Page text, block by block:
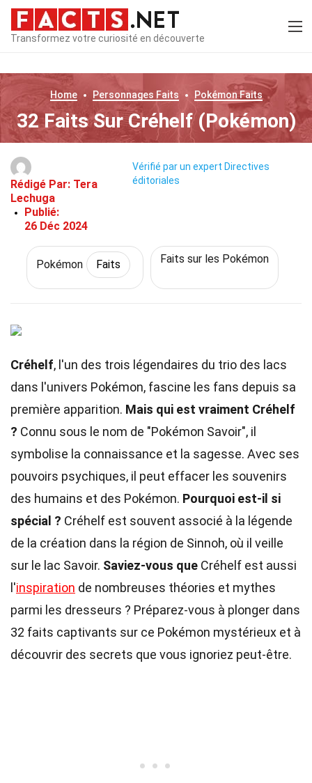
Transformez votre curiosité en découverte
Home Personnages Faits PokémonFaits
32 Faits Sur Créhelf (Pokémon)
Rédigé Par: Tera
Lechuga
Publié:
26 Déc 2024
Vérifié par un expert Directives
éditoriales
Pokémon Faits Faits sur les Pokémon
Créhelf, l'un des trois légendaires du trio des lacs
dans l'univers Pokémon, fascine les fans depuis sa
première apparition. Mais qui est vraiment Créhelf
? Connu sous le nom de "Pokémon Savoir", il
symbolise la connaissance et la sagesse. Avec ses
pouvoirs psychiques, il peut effacer les souvenirs
des humains et des Pokémon. Pourquoi est-il si
spécial ? Créhelf est souvent associé à la légende
de la création dans la région de Sinnoh, où il veille
sur le lac Savoir. Saviez-vous que Créhelf est aussi
l'inspiration de nombreuses théories et mythes
parmi les dresseurs ? Préparez-vous à plonger dans
32 faits captivants sur ce Pokémon mystérieux et à
découvrir des secrets que vous ignoriez peut-être.